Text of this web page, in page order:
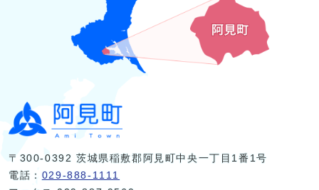
〒300-0392 茨城県稲敷郡阿見町中央一丁目1番1号
電話： 029-888-1111